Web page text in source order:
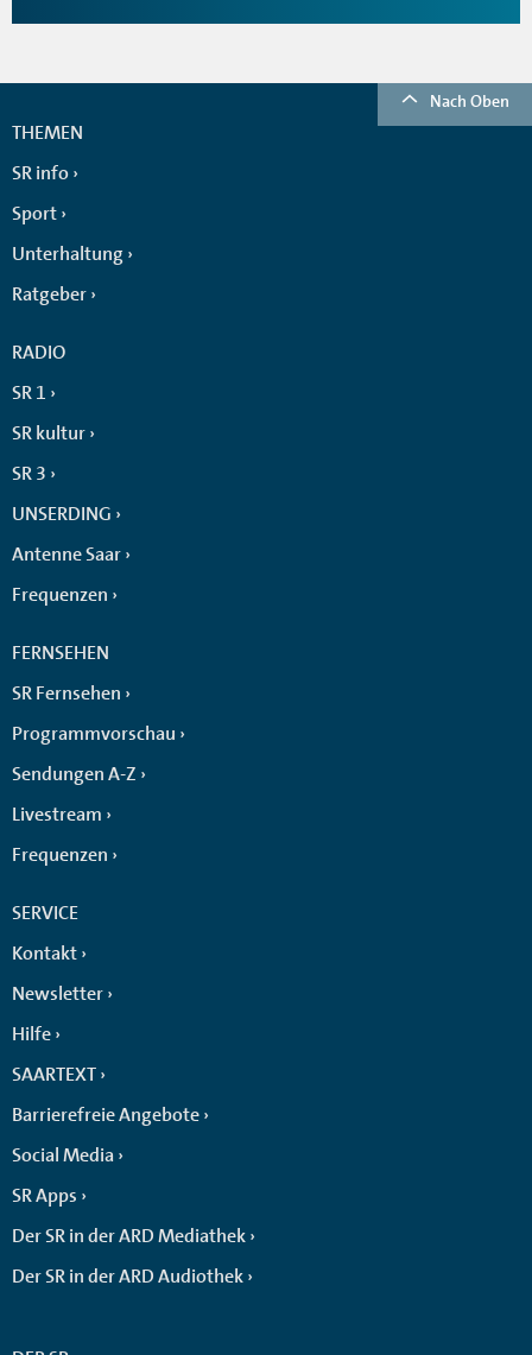
Nach Oben
THEMEN
SR info
Sport
Unterhaltung
Ratgeber
RADIO
SR 1
SR kultur
SR 3
UNSERDING
Antenne Saar
Frequenzen
FERNSEHEN
SR Fernsehen
Programmvorschau
Sendungen A-Z
Livestream
Frequenzen
SERVICE
Kontakt
Newsletter
Hilfe
SAARTEXT
Barrierefreie Angebote
Social Media
SR Apps
Der SR in der ARD Mediathek
Der SR in der ARD Audiothek